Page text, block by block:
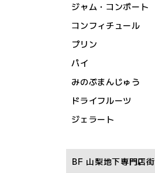
ジャム・コンポート
コンフィチュール
プリン
パイ
みのぶまんじゅう
ドライフルーツ
ジェラート
BF 山梨地下専門店街